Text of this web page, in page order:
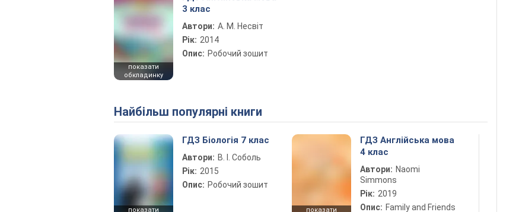
показати
обкладинку
3 клас
Автори: А. М. Несвіт
Рік: 2014
Опис: Робочий зошит
Найбільш популярні книги
показати
ГДЗ Біологія 7 клас
Автори: В. І. Соболь
Рік: 2015
Опис: Робочий зошит
показати
ГДЗ Англійська мова
4 клас
Автори: Naomi
Simmons
Рік: 2019
Опис: Family and Friends